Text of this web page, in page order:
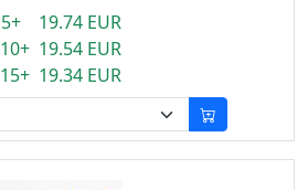
5+ 19.74 EUR
10+ 19.54 EUR
15+ 19.34 EUR